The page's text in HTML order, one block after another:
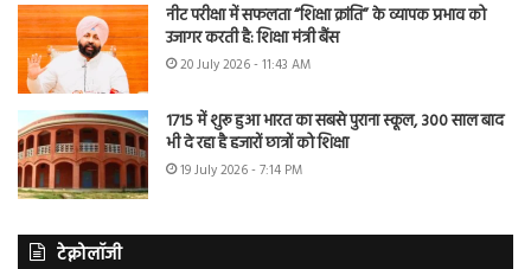
नीट परीक्षा में सफलता “शिक्षा क्रांति” के व्यापक प्रभाव को
उजागर करती है: शिक्षा मंत्री बैंस
20 July 2026 - 11:43 AM
1715 में शुरू हुआ भारत का सबसे पुराना स्कूल, 300 साल बाद
भी दे रहा है हजारों छात्रों को शिक्षा
19 July 2026 - 7:14 PM
टेक्नोलॉजी